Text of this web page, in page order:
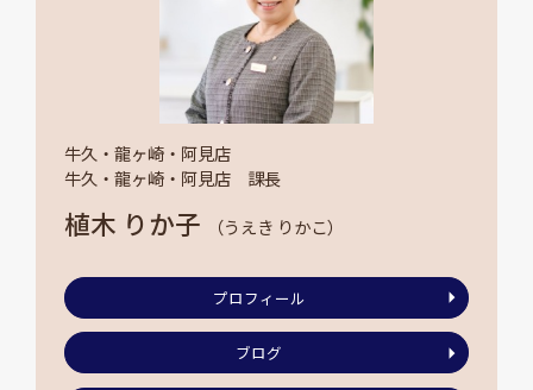
牛久・龍ヶ崎・阿見店
牛久・龍ヶ崎・阿見店 課長
植木 りか子 （うえき りかこ）
プロフィール
ブログ